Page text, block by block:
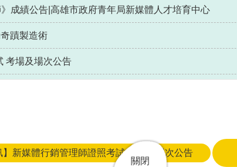
成績公告|高雄市政府青年局新媒體人才培育中心
蹟製造術
考場及場次公告
】新媒體行銷管理師證照考試 考場及場次公告
關閉